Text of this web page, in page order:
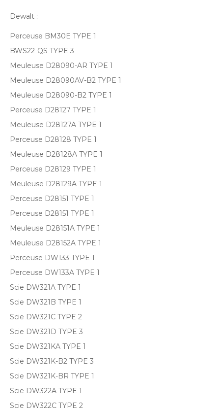
Dewalt :
Perceuse BM30E TYPE 1
BWS22-QS TYPE 3
Meuleuse D28090-AR TYPE 1
Meuleuse D28090AV-B2 TYPE 1
Meuleuse D28090-B2 TYPE 1
Perceuse D28127 TYPE 1
Meuleuse D28127A TYPE 1
Perceuse D28128 TYPE 1
Meuleuse D28128A TYPE 1
Perceuse D28129 TYPE 1
Meuleuse D28129A TYPE 1
Perceuse D28151 TYPE 1
Perceuse D28151 TYPE 1
Meuleuse D28151A TYPE 1
Meuleuse D28152A TYPE 1
Perceuse DW133 TYPE 1
Perceuse DW133A TYPE 1
Scie DW321A TYPE 1
Scie DW321B TYPE 1
Scie DW321C TYPE 2
Scie DW321D TYPE 3
Scie DW321KA TYPE 1
Scie DW321K-B2 TYPE 3
Scie DW321K-BR TYPE 1
Scie DW322A TYPE 1
Scie DW322C TYPE 2